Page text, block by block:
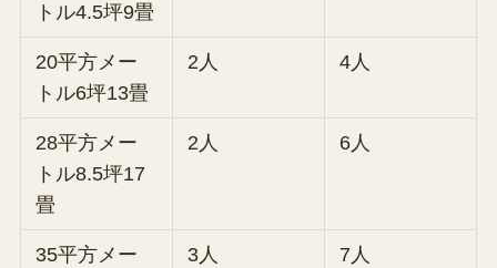
トル4.5坪9畳
20平方メー
トル6坪13畳
2人 4人
28平方メー
トル8.5坪17
畳
2人 6人
35平方メー
3人 7人